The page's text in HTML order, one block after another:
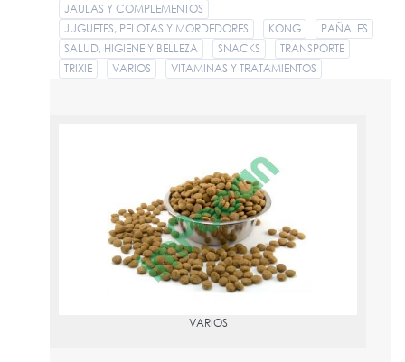
JAULAS Y COMPLEMENTOS
JUGUETES, PELOTAS Y MORDEDORES
KONG
PAÑALES
SALUD, HIGIENE Y BELLEZA
SNACKS
TRANSPORTE
TRIXIE
VARIOS VITAMINAS Y TRATAMIENTOS
VARIOS